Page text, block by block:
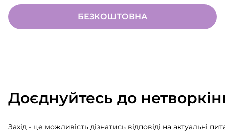
БЕЗКОШТОВНА
Доєднуйтесь до
Захід - це можливість дізнатись відповіді на актуальні